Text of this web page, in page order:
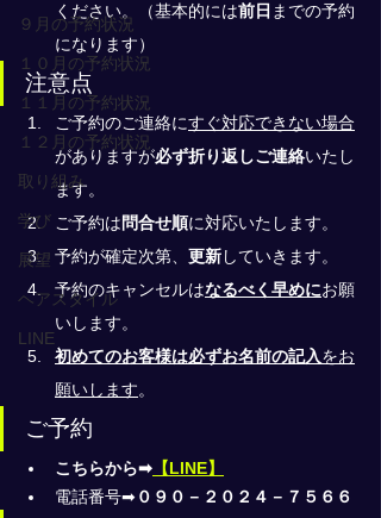
９月の予約状況
１０月の予約状況
１１月の予約状況
１２月の予約状況
取り組み
学び
展望
ヘアスタイル
LINE
ください。（基本的には前日 までの予約
になります）
注意点
ご予約のご連絡にすぐ対応できない場合
がありますが必ず折り返しご連絡いたし
ます。
ご予約は問合せ順に対応いたします。
予約が確定次第、 更新していきます。
予約のキャンセルはなるべく早めにお願
いします。
初めてのお客様は必ずお名前の記入をお
願いします。
ご予約
こちらから➡ 【LINE】
電話番号➡０９０－２０２４－７５６６